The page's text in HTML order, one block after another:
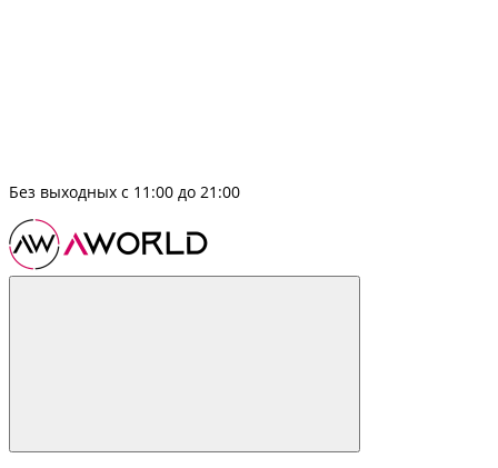
Без выходных с 11:00 до 21:00